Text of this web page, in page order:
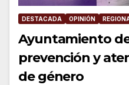
DESTACADA OPINIÓN
Ayuntamiento
prevención y
de género